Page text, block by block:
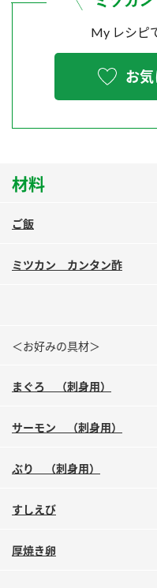
炊き込みご飯の素
お酢を知ろう！
ぽん酢サワー
ミツカンのCM
ZENB
MIM（ミツ
キッザニア東
お客様の声をいかしました
販売終了製品のご案内
よくあるご質問
地図から取り扱い店舗を探す
業務用サイト ミツカングル
My レシピ
お
材料
ご飯
ミツカン カンタン酢
＜お好みの具材＞
まぐろ （刺身用）
サーモン （刺身用）
ぶり （刺身用）
すしえび
厚焼き卵